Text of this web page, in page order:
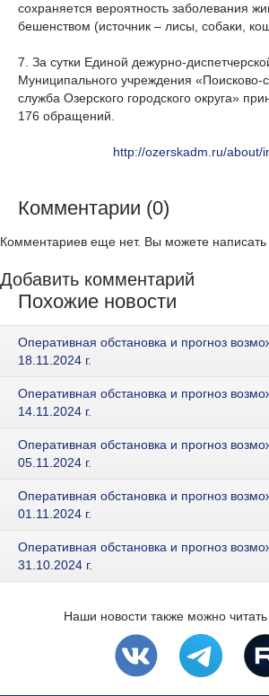
сохраняется вероятность заболевания
бешенством (источник – лисы, собаки,
7. За сутки Единой дежурно-
Муниципального учреждения «Поисково-
служба Озерского городского округа»
176 обращений.
http://ozerskadm.ru/about/
Комментарии (0)
Комментариев еще нет. Вы можете написать
Добавить комментарий
Похожие новости
Оперативная обстановка и прогноз
18.11.2024 г.
Оперативная обстановка и прогноз
14.11.2024 г.
Оперативная обстановка и прогноз
05.11.2024 г.
Оперативная обстановка и прогноз
01.11.2024 г.
Оперативная обстановка и прогноз
31.10.2024 г.
Наши новости также можно